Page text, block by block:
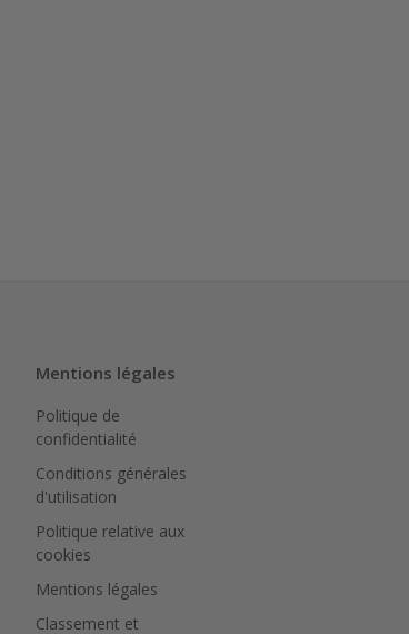
Mentions légales
Politique de
confidentialité
Conditions générales
d'utilisation
Politique relative aux
cookies
Mentions légales
Classement et